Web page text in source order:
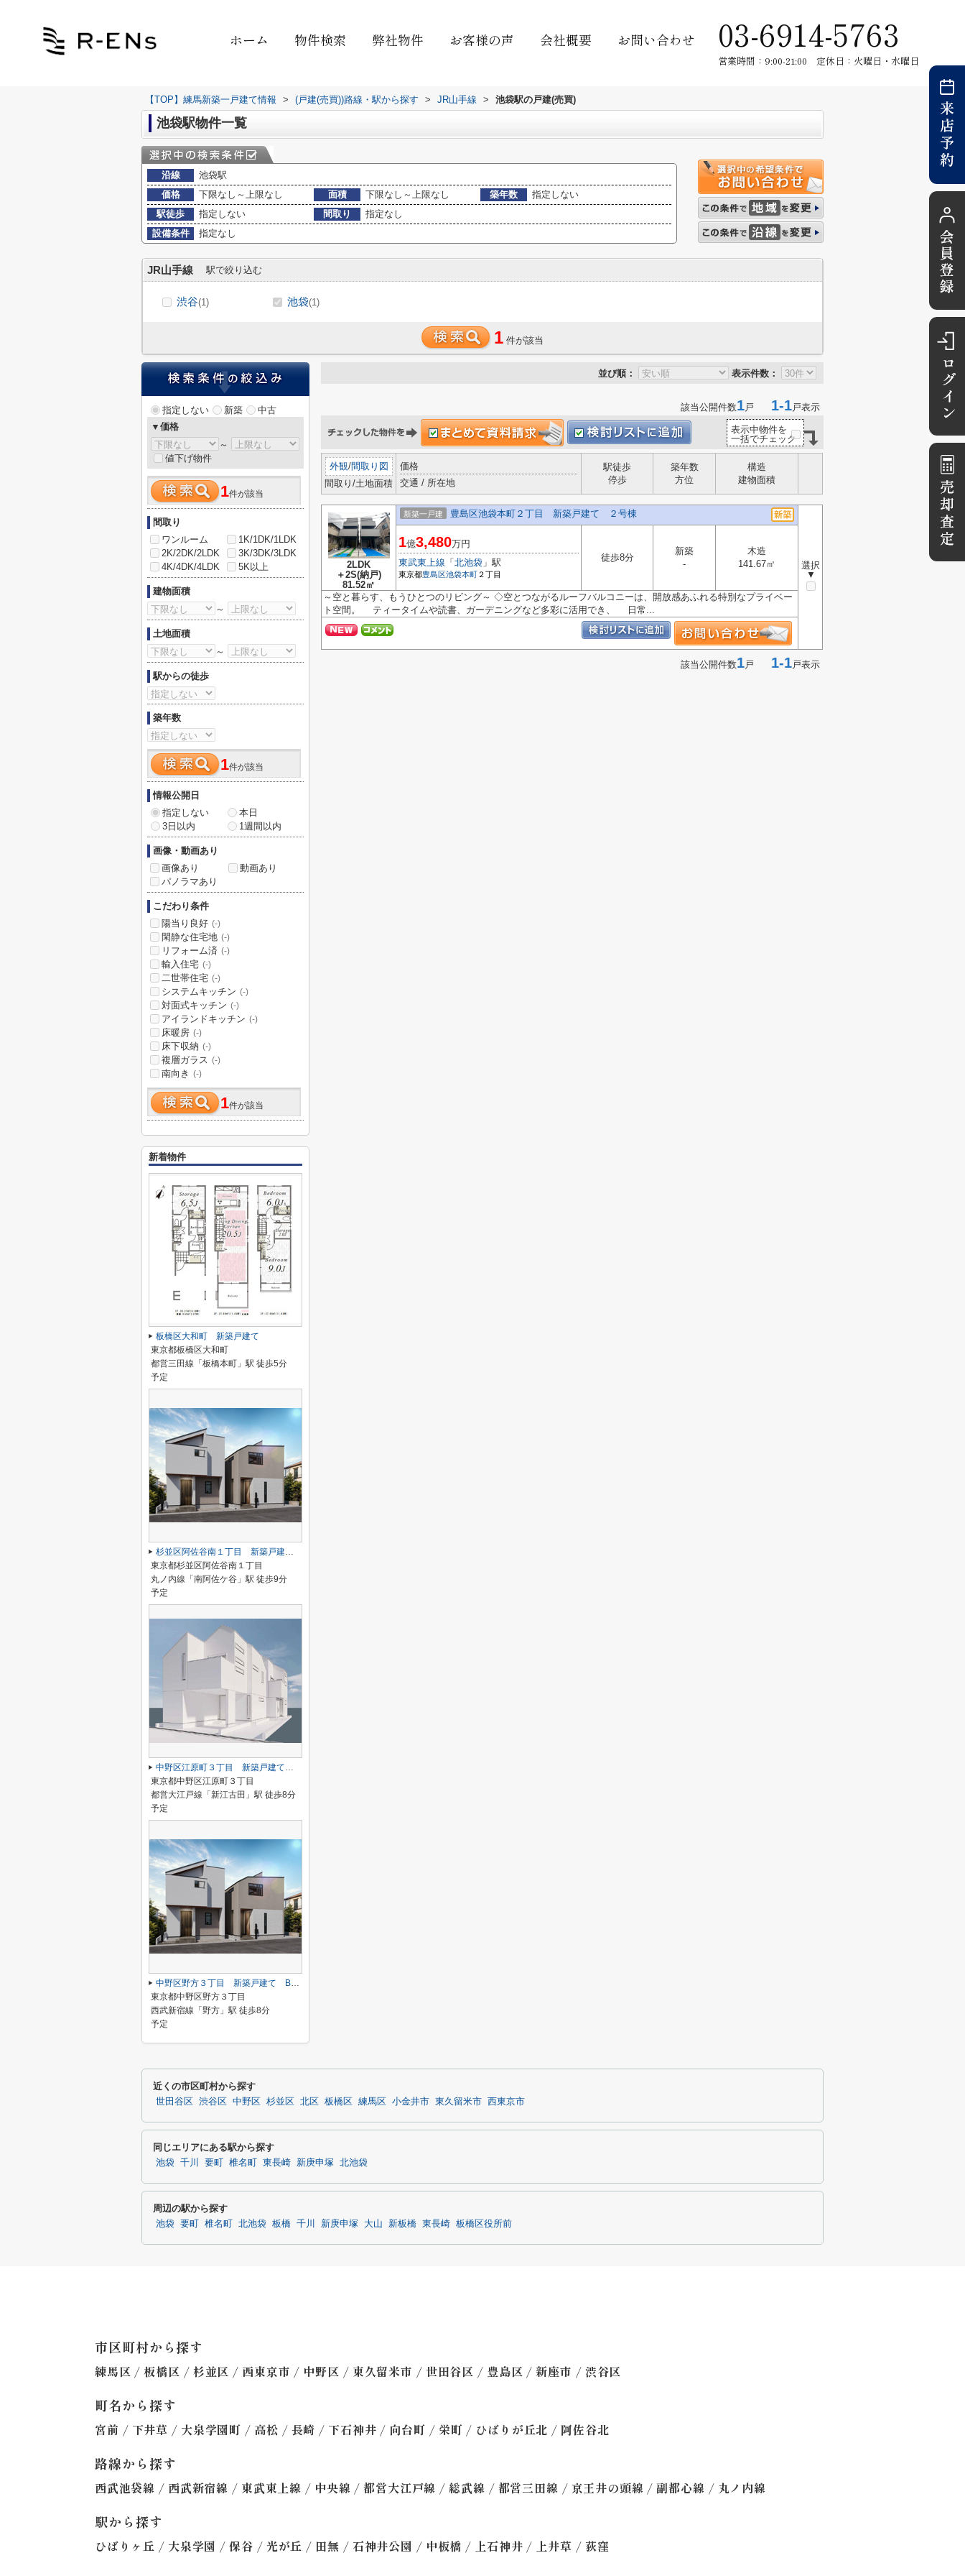
ホーム 物件検索 弊社物件 お客様の声 会社概要 お問い合わせ 03-6914-5763
営業時間：9:00-21:00 定休日：火曜日・水曜日
【TOP】練馬新築一戸建て情報 > (戸建(売買))路線・駅から探す > JR山手線 > 池袋駅の戸建(売買)
池袋駅物件一覧
沿線
池袋駅
価格
下限なし～上限なし 面積 下限なし～上限なし 築年数
指定しない
駅徒歩
指定しない 間取り
指定なし
設備条件
指定なし
JR山手線 駅で絞り込む
渋谷(1) 池袋(1)
1 件が該当
並び順： 表示件数：
該当公開件数1戸 1-1戸表示
表示中物件を
一括でチェック
外観/間取り図
間取り/土地面積
価格
交通 / 所在地
駅徒歩
停歩
築年数
方位
構造
建物面積
2LDK
＋2S(納戸)
81.52㎡
新築一戸建 豊島区池袋本町２丁目 新築戸建て ２号棟
選択
▼
1億3,480万円
東武東上線 「 北池袋 」駅
東京都豊島区池袋本町 ２丁目
徒歩8分
新築
-
木造
141.67㎡
～空と暮らす、もうひとつのリビング～ ◇空とつながるルーフバルコニーは、開放感あふれる特別なプライベー
ト空間。 ティータイムや読書、ガーデニングなど多彩に活用でき、 日常...
該当公開件数1戸 1-1戸表示
指定しない 新築
中古
▼価格
～
値下げ物件
1件が該当
間取り
ワンルーム
1K/1DK/1LDK
2K/2DK/2LDK
3K/3DK/3LDK
4K/4DK/4LDK
5K以上
建物面積
～
土地面積
～
駅からの徒歩
築年数
1件が該当
情報公開日
指定しない
本日
3日以内
1週間以内
画像・動画あり
画像あり
動画あり
パノラマあり
こだわり条件
陽当り良好 (-)
閑静な住宅地 (-)
リフォーム済 (-)
輸入住宅 (-)
二世帯住宅 (-)
システムキッチン (-)
対面式キッチン (-)
アイランドキッチン (-)
床暖房 (-)
床下収納 (-)
複層ガラス (-)
南向き (-)
1件が該当
新着物件
板橋区大和町 新築戸建て
東京都板橋区大和町
都営三田線「板橋本町」駅 徒歩5分
予定
杉並区阿佐谷南１丁目 新築戸建て A号棟
東京都杉並区阿佐谷南１丁目
丸ノ内線「南阿佐ケ谷」駅 徒歩9分
予定
中野区江原町３丁目 新築戸建て B号棟
東京都中野区江原町３丁目
都営大江戸線「新江古田」駅 徒歩8分
予定
中野区野方３丁目 新築戸建て B号棟
東京都中野区野方３丁目
西武新宿線「野方」駅 徒歩8分
予定
近くの市区町村から探す
世田谷区 渋谷区 中野区 杉並区 北区 板橋区 練馬区 小金井市 東久留米市 西東京市
同じエリアにある駅から探す
池袋 千川 要町 椎名町 東長崎 新庚申塚 北池袋
周辺の駅から探す
池袋 要町 椎名町 北池袋 板橋 千川 新庚申塚 大山 新板橋 東長崎 板橋区役所前
市区町村から探す
練馬区 / 板橋区 / 杉並区 / 西東京市 / 中野区 / 東久留米市 / 世田谷区 / 豊島区 / 新座市 / 渋谷区
町名から探す
宮前 / 下井草 / 大泉学園町 / 高松 / 長崎 / 下石神井 / 向台町 / 栄町 / ひばりが丘北 / 阿佐谷北
路線から探す
西武池袋線 / 西武新宿線 / 東武東上線 / 中央線 / 都営大江戸線 / 総武線 / 都営三田線 / 京王井の頭線 / 副都心線 / 丸ノ内線
駅から探す
ひばりヶ丘 / 大泉学園 / 保谷 / 光が丘 / 田無 / 石神井公園 / 中板橋 / 上石神井 / 上井草 / 荻窪